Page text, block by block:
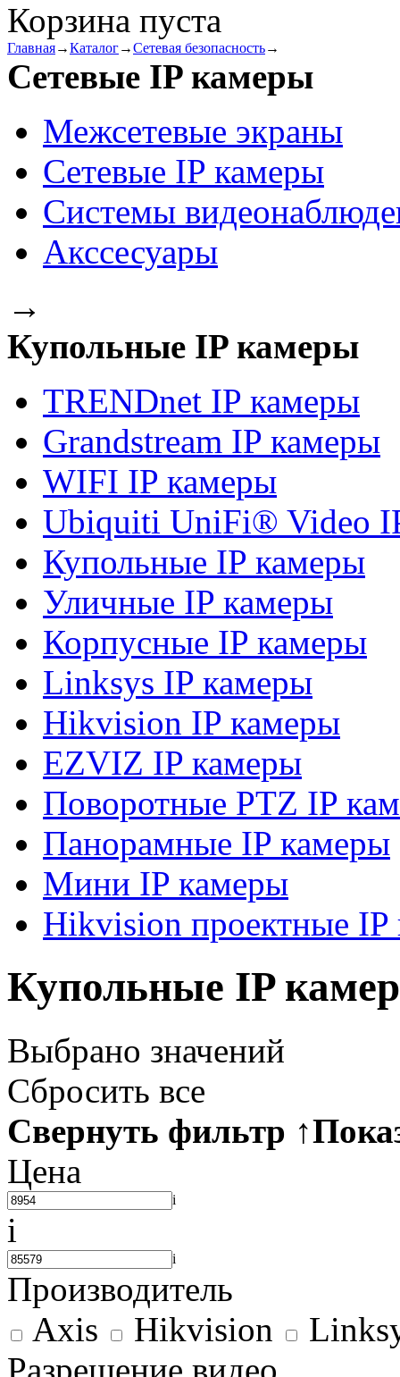
Корзина пуста
Главная→Каталог→Сетевая безопасность→
Сетевые IP камеры
Межсетевые экраны
Сетевые IP камеры
Системы
Акссесуары
→
Купольные IP камеры
TRENDnet IP камеры
Grandstream IP камеры
WIFI IP камеры
Ubiquiti UniFi® Video
Купольные IP камеры
Уличные IP камеры
Корпусные IP камеры
Linksys IP камеры
Hikvision IP камеры
EZVIZ IP камеры
Поворотные PTZ IP
Панорамные IP камеры
Мини IP камеры
Hikvision проектные IP
Купольные IP
Выбрано значений
Сбросить все
Свернуть фильтр ↑
Цена
i
i
i
Производитель
Axis
Hikvision
Разрешение видео